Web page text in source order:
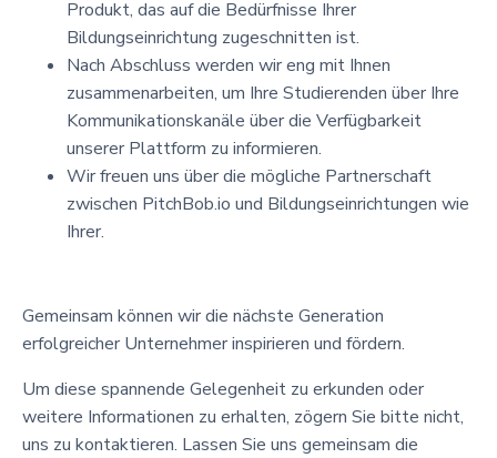
Produkt, das auf die Bedürfnisse Ihrer
Bildungseinrichtung zugeschnitten ist.
Nach Abschluss werden wir eng mit Ihnen
zusammenarbeiten, um Ihre Studierenden über Ihre
Kommunikationskanäle über die Verfügbarkeit
unserer Plattform zu informieren.
Wir freuen uns über die mögliche Partnerschaft
zwischen PitchBob.io und Bildungseinrichtungen wie
Ihrer.
Gemeinsam können wir die nächste Generation
erfolgreicher Unternehmer inspirieren und fördern.
Um diese spannende Gelegenheit zu erkunden oder
weitere Informationen zu erhalten, zögern Sie bitte nicht,
uns zu kontaktieren. Lassen Sie uns gemeinsam die